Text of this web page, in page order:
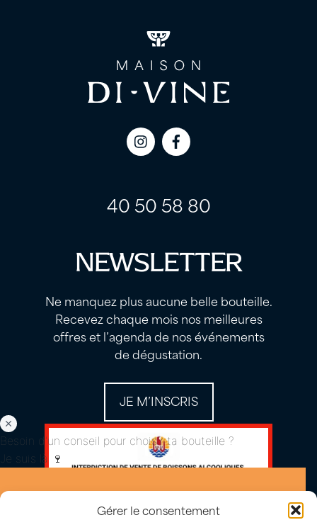
Gérer le consentement
Icon
Icon
40 50 58 80
NEWSLETTER
Ne manquez plus aucune belle bouteille.
Recevez chaque mois nos meilleures
offres et l’agenda de nos événements
de dégustation.
JE M’INSCRIS
Besoin d'un conseil pour choisir ta bouteille ?
Je suis là 🍷